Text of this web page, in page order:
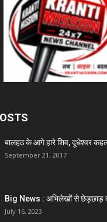
बालहठ के आगे हारे शिव, दूधेश्वर
September 21, 2017
Big News : अभिलेखों से छेड़छाड़
July 16, 2023